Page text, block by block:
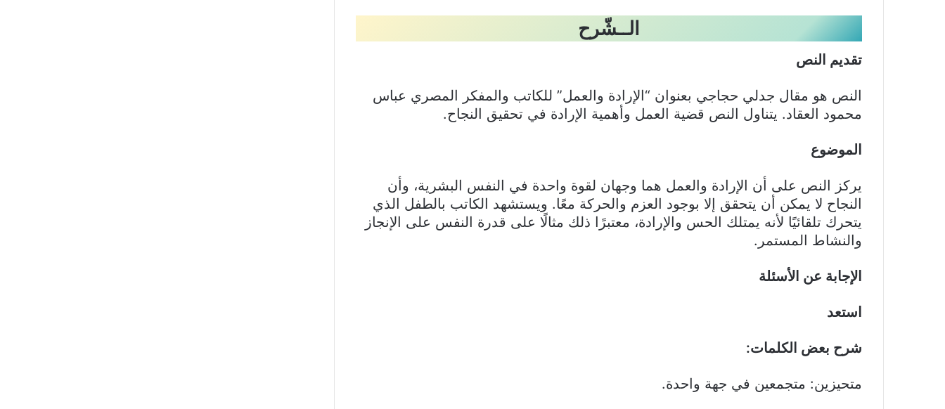
الــشّرح
تقديم النص
النص هو مقال جدلي حجاجي بعنوان “الإرادة والعمل” للكاتب والمفكر المصري عباس
محمود العقاد. يتناول النص قضية العمل وأهمية الإرادة في تحقيق النجاح.
الموضوع
يركز النص على أن الإرادة والعمل هما وجهان لقوة واحدة في النفس البشرية، وأن
النجاح لا يمكن أن يتحقق إلا بوجود العزم والحركة معًا. ويستشهد الكاتب بالطفل الذي
يتحرك تلقائيًا لأنه يمتلك الحس والإرادة، معتبرًا ذلك مثالًا على قدرة النفس على الإنجاز
والنشاط المستمر.
الإجابة عن الأسئلة
استعد
شرح بعض الكلمات:
متحيزين: متجمعين في جهة واحدة.